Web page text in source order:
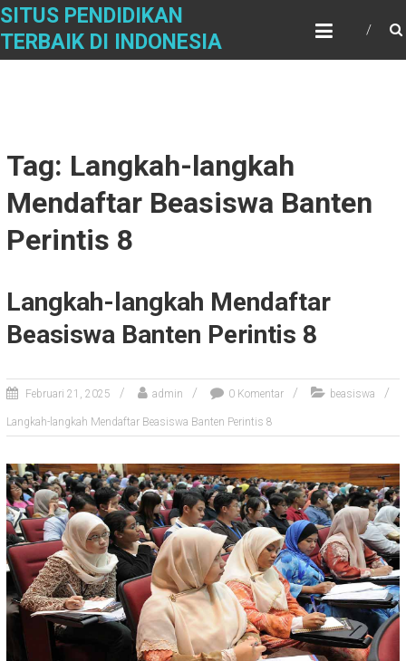
Skip
content
SITUS PENDIDIKAN
TERBAIK DI INDONESIA
Tag: Langkah-langkah
Mendaftar Beasiswa Banten
Perintis 8
Langkah-langkah Mendaftar
Beasiswa Banten Perintis 8
Februari 21, 2025 admin 0 Komentar beasiswa
Langkah-langkah Mendaftar Beasiswa Banten Perintis 8